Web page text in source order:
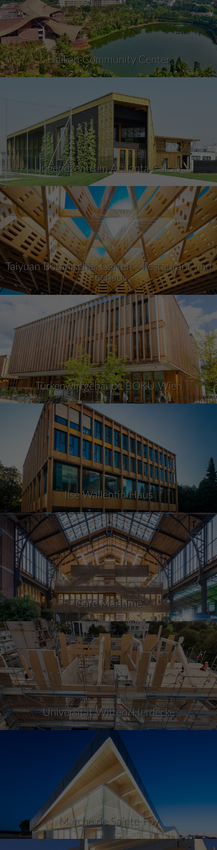
Haikou Community Center
Jugendzentrum Atalanta Calcio
Taiyuan Botanischer Garten - Restaurant und
Teehaus
Türkenwirtgebäude BOKU Wien
Ilse Wallentin Haus
Gare Maritime
Universität Witten/Herdecke
Marche de Sainte-Foy